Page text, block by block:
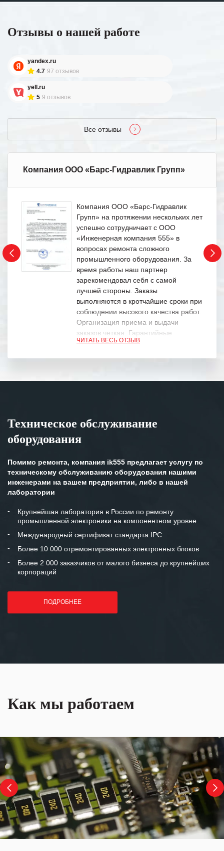
Отзывы о нашей работе
yandex.ru
4.7 97 отзывов
yell.ru
5 9 отзывов
Все отзывы
Компания ООО «Барс-Гидравлик Групп»
Компания ООО «Барс-Гидравлик
Групп» на протяжении нескольких лет
успешно сотрудничает с ООО
«Инженерная компания 555» в
вопросах ремонта сложного
промышленного оборудования. За
время работы наш партнер
зарекомендовал себя с самой
лучшей стороны. Заказы
выполняются в кротчайшие сроки при
соблюдении высокого качества работ.
Организация приема и выдачи
заказов четкая. Гарантийные
обязательства выполняются в
Особенно хочется отметить высокую
клиентоориентированность
готовность помочь в самых сложных
Мы высоко ценим сложившиеся
и доверительные партнерские
отношения и искренне желаем
«Инженерной компании «555» долгих
лет успеха и процветания.
ЧИТАТЬ ВЕСЬ ОТЗЫВ
Техническое обслуживание
оборудования
Помимо ремонта, компания ik555 предлагает услугу по
техническому обслуживанию оборудования нашими
инженерами на вашем предприятии, либо в нашей
лаборатории
Крупнейшая лаборатория в России по ремонту
промышленной электроники на компонентном уровне
Международный сертификат стандарта IPC
Более 10 000 отремонтированных электронных блоков
Более 2 000 заказчиков от малого бизнеса до крупнейших
корпораций
ПОДРОБНЕЕ
Как мы работаем